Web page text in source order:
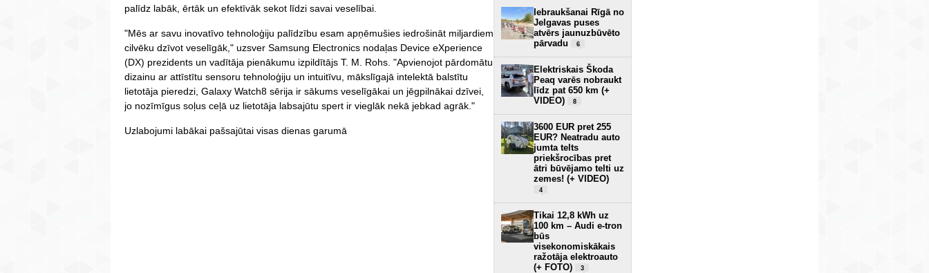
palīdz labāk, ērtāk un efektīvāk sekot līdzi savai veselībai.
"Mēs ar savu inovatīvo tehnoloģiju palīdzību esam apņēmušies iedrošināt miljardiem
cilvēku dzīvot veselīgāk," uzsver Samsung Electronics nodaļas Device eXperience
(DX) prezidents un vadītāja pienākumu izpildītājs T. M. Rohs. "Apvienojot pārdomātu
dizainu ar attīstītu sensoru tehnoloģiju un intuitīvu, mākslīgajā intelektā balstītu
lietotāja pieredzi, Galaxy Watch8 sērija ir sākums veselīgākai un jēgpilnākai dzīvei,
jo nozīmīgus soļus ceļā uz lietotāja labsajūtu spert ir vieglāk nekā jebkad agrāk."
Uzlabojumi labākai pašsajūtai visas dienas garumā
Iebraukšanai Rīgā no
Jelgavas puses
atvērs jaunuzbūvēto
pārvadu
6
Elektriskais Škoda
Peaq varēs nobraukt
līdz pat 650 km (+
VIDEO)
8
3600 EUR pret 255
EUR? Neatradu auto
jumta telts
priekšrocības pret
ātri būvējamo telti uz
zemes! (+ VIDEO)
4
Tikai 12,8 kWh uz
100 km – Audi e-tron
būs
visekonomiskākais
ražotāja elektroauto
(+ FOTO)
3